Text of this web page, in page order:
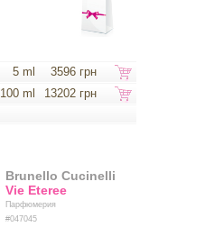
5 ml
3596 грн
100 ml
13202 грн
Brunello Cucinelli
Vie Eteree
Парфюмерия
#047045